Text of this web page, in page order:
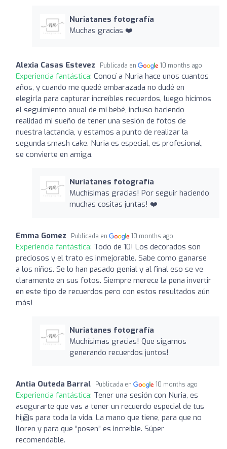
Nuriatanes fotografía
Muchas gracias ❤️
Alexia Casas Estevez Publicada en 10 months ago
Experiencia fantástica: Conocí a Nuria hace unos cuantos
años, y cuando me quedé embarazada no dudé en
elegirla para capturar increíbles recuerdos, luego hicimos
el seguimiento anual de mi bebé, incluso haciendo
realidad mi sueño de tener una sesión de fotos de
nuestra lactancia, y estamos a punto de realizar la
segunda smash cake. Nuria es especial, es profesional,
se convierte en amiga.
Nuriatanes fotografía
Muchísimas gracias! Por seguir haciendo
muchas cositas juntas! ❤️
Emma Gomez Publicada en 10 months ago
Experiencia fantástica: Todo de 10! Los decorados son
preciosos y el trato es inmejorable. Sabe como ganarse
a los niños. Se lo han pasado genial y al final eso se ve
claramente en sus fotos. Siempre merece la pena invertir
en este tipo de recuerdos pero con estos resultados aún
más!
Nuriatanes fotografía
Muchísimas gracias! Que sigamos
generando recuerdos juntos!
Antia Outeda Barral Publicada en 10 months ago
Experiencia fantástica: Tener una sesión con Nuria, es
asegurarte que vas a tener un recuerdo especial de tus
hij@s para toda la vida. La mano que tiene, para que no
lloren y para que “posen” es increíble. Súper
recomendable.